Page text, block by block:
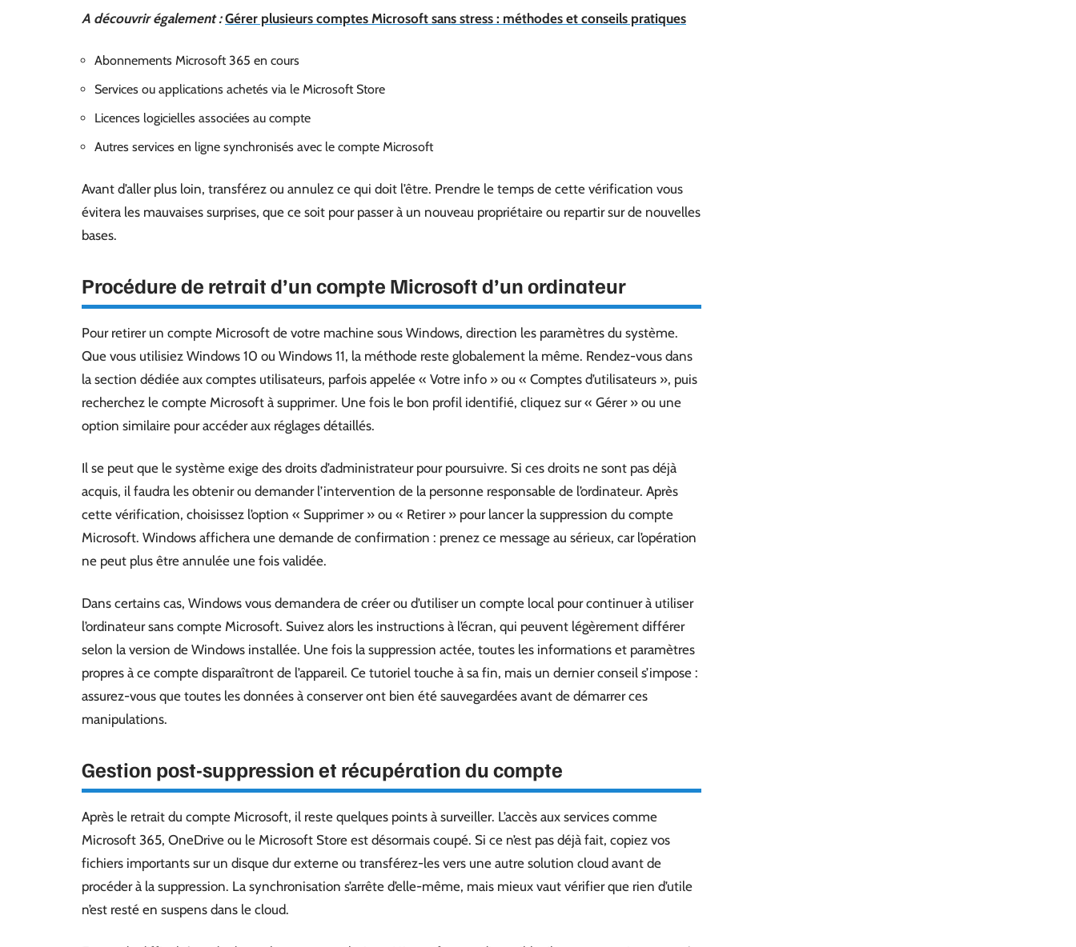
A découvrir également : Gérer plusieurs comptes Microsoft sans stress : méthodes et conseils pratiques
Abonnements Microsoft 365 en cours
Services ou applications achetés via le Microsoft Store
Licences logicielles associées au compte
Autres services en ligne synchronisés avec le compte Microsoft
Avant d’aller plus loin, transférez ou annulez ce qui doit l’être. Prendre le temps de cette vérification vous
évitera les mauvaises surprises, que ce soit pour passer à un nouveau propriétaire ou repartir sur de nouvelles
bases.
Procédure de retrait d’un compte Microsoft d’un ordinateur
Pour retirer un compte Microsoft de votre machine sous Windows, direction les paramètres du système.
Que vous utilisiez Windows 10 ou Windows 11, la méthode reste globalement la même. Rendez-vous dans
la section dédiée aux comptes utilisateurs, parfois appelée « Votre info » ou « Comptes d’utilisateurs », puis
recherchez le compte Microsoft à supprimer. Une fois le bon profil identifié, cliquez sur « Gérer » ou une
option similaire pour accéder aux réglages détaillés.
Il se peut que le système exige des droits d’administrateur pour poursuivre. Si ces droits ne sont pas déjà
acquis, il faudra les obtenir ou demander l’intervention de la personne responsable de l’ordinateur. Après
cette vérification, choisissez l’option « Supprimer » ou « Retirer » pour lancer la suppression du compte
Microsoft. Windows affichera une demande de confirmation : prenez ce message au sérieux, car l’opération
ne peut plus être annulée une fois validée.
Dans certains cas, Windows vous demandera de créer ou d’utiliser un compte local pour continuer à utiliser
l’ordinateur sans compte Microsoft. Suivez alors les instructions à l’écran, qui peuvent légèrement différer
selon la version de Windows installée. Une fois la suppression actée, toutes les informations et paramètres
propres à ce compte disparaîtront de l’appareil. Ce tutoriel touche à sa fin, mais un dernier conseil s’impose :
assurez-vous que toutes les données à conserver ont bien été sauvegardées avant de démarrer ces
manipulations.
Gestion post-suppression et récupération du compte
Après le retrait du compte Microsoft, il reste quelques points à surveiller. L’accès aux services comme
Microsoft 365, OneDrive ou le Microsoft Store est désormais coupé. Si ce n’est pas déjà fait, copiez vos
fichiers importants sur un disque dur externe ou transférez-les vers une autre solution cloud avant de
procéder à la suppression. La synchronisation s’arrête d’elle-même, mais mieux vaut vérifier que rien d’utile
n’est resté en suspens dans le cloud.